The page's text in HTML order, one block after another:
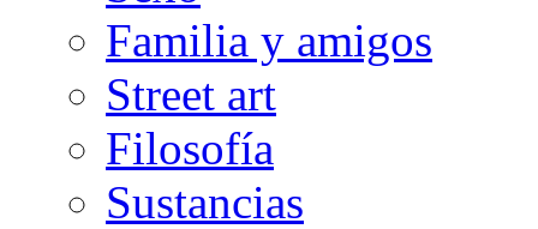
Familia y amigos
Street art
Filosofía
Sustancias